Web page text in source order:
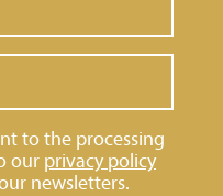
to the processing
our privacy policy
newsletters.